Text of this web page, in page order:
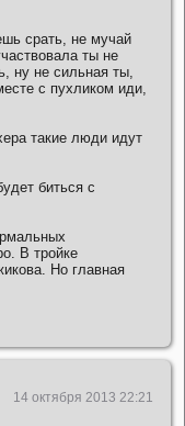
срать, не мучай
ты не
ну не сильная ты,
с пухликом иди,
такие люди идут
биться с
В тройке
Но главная
14 октября 2013 22:21